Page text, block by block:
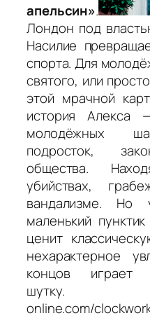
апельсин».
Лондон под
Насилие
спорта. Для
святого, или
этой мрачной
история Алекса
молодёжных
подросток,
общества.
убийствах,
вандализме.
маленький
ценит
нехарактерное
концов
шутку. http://
online.com/